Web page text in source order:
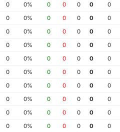
0 0% 0 0 0 0
0
0 0% 0 0 0 0
0
0 0% 0 0 0 0
0
0 0% 0 0 0 0
0
0 0% 0 0 0 0
0
0 0% 0 0 0 0
0
0 0% 0 0 0 0
0
0 0% 0 0 0 0
0
0 0% 0 0 0 0
0
0 0% 0 0 0 0
0